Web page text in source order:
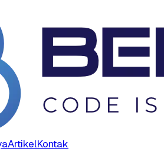
ArtikelKontak